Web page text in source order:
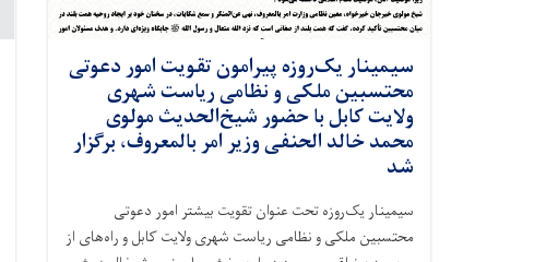
سیمینار یک‌روزه پیرامون تقویت امور دعوتی
محتسبین ملکی و نظامی ریاست شهری
ولایت کابل با حضور شیخ‌الحدیث مولوی
محمد خالد الحنفی وزیر امر بالمعروف، برگزار
شد
سیمینار یک‌روزه تحت عنوان تقویت بیشتر امور دعوتی
محتسبین ملکی و نظامی ریاست شهری ولایت کابل و راه‌های از